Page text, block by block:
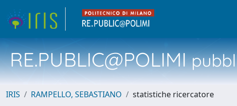
RE.PUBLIC@POLIMI
IRIS RAMPELLO, SEBASTIANO statistiche ricercatore